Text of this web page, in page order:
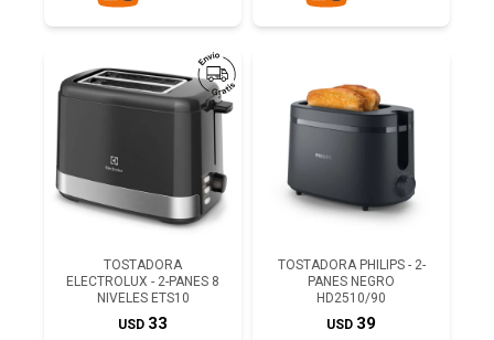
TOSTADORA
ELECTROLUX - 2-PANES 8
NIVELES ETS10
USD 33
TOSTADORA PHILIPS - 2-
PANES NEGRO
HD2510/90
USD 39